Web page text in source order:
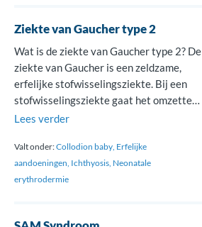
Ziekte van Gaucher type 2
Wat is de ziekte van Gaucher type 2? De
ziekte van Gaucher is een zeldzame,
erfelijke stofwisselingsziekte. Bij een
stofwisselingsziekte gaat het omzetten
en verwerken van stoffen in het lichaam
vorm van de ziekte van Gaucher; type 1
t/m 3. Alleen bij type 2 ontstaan er
problemen met de […]
Lees verder
Valt onder:Collodion baby Erfelijke
aandoeningen Ichthyosis Neonatale
erythrodermie